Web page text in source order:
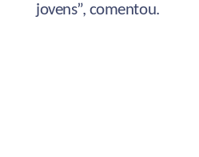
jovens”, comentou.